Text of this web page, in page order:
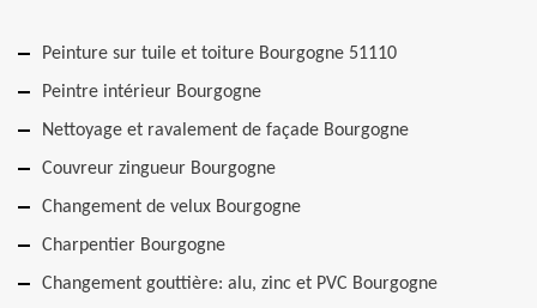
Peinture sur tuile et toiture Bourgogne 51110
Peintre intérieur Bourgogne
Nettoyage et ravalement de façade Bourgogne
Couvreur zingueur Bourgogne
Changement de velux Bourgogne
Charpentier Bourgogne
Changement gouttière: alu, zinc et PVC Bourgogne